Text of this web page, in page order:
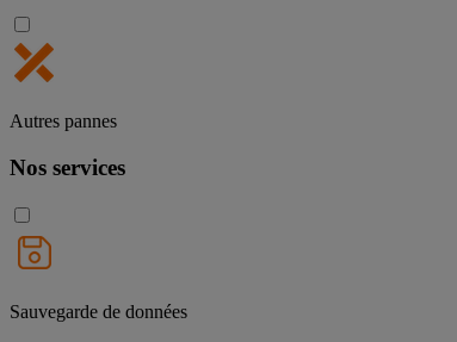
Autres pannes
Nos services
Sauvegarde de données